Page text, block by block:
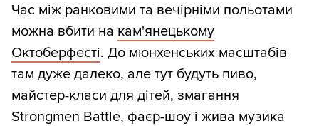
Час між ранковими та вечірніми польотами
можна вбити на кам'янецькому
Октоберфесті. До мюнхенських масштабів
там дуже далеко, але тут будуть пиво,
майстер-класи для дітей, змагання
Strongmen Battle, фаєр-шоу і жива музика